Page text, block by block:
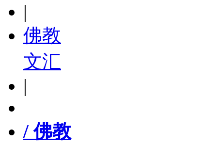
|
佛教
文汇
|
/ 佛教